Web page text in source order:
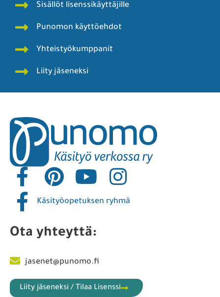
Sisällöt lisenssikäyttäjille
Punomon käyttöehdot
Yhteistyökumppanit
Liity jäseneksi
Käsityöopetuksen ryhmä
Ota yhteyttä:
jasenet@punomo.fi
Liity jäseneksi / Tilaa Lisenssi